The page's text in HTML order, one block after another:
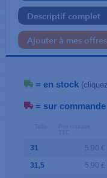
Descriptif complet
Ajouter à mes
= en stock
= sur commande
31 5.90 €
31,5 5.90 €